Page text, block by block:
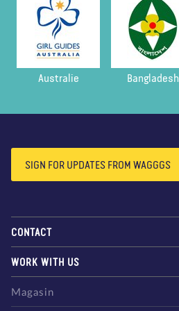
À propos de nous Actualité
Contactez nous FAIRE UN DON
Australie Bangladesh
SIGN FOR UPDATES FROM WAGGGS
CONTACT
WORK WITH US
Magasin